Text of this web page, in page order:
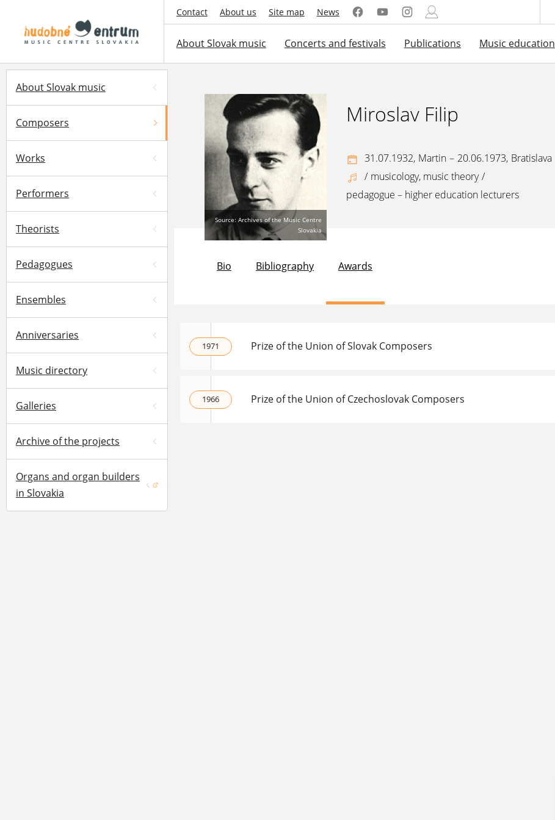
Contact About us Site map News
About Slovak music Concerts and festivals Publications Music education
About Slovak music
Composers
Works
Performers
Theorists
Pedagogues
Ensembles
Anniversaries
Music directory
Galleries
Archive of the projects
Organs and organ builders
in Slovakia
(opens in a new window)
Source: Archives of the Music Centre
Slovakia
Miroslav Filip
31.07.1932, Martin – 20.06.1973, Bratislava
/ musicology, music theory /
pedagogue – higher education lecturers
Bio Bibliography Awards
1971 Prize of the Union of Slovak Composers
1966 Prize of the Union of Czechoslovak Composers